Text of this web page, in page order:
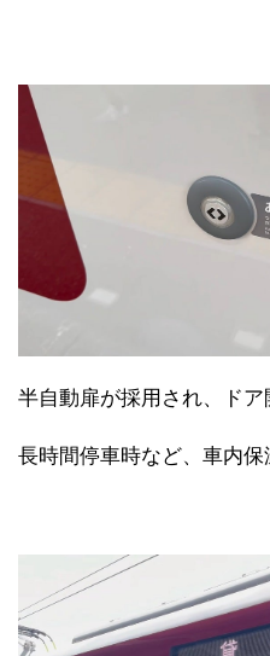
半自動扉が採用され、ドア
長時間停車時など、車内保